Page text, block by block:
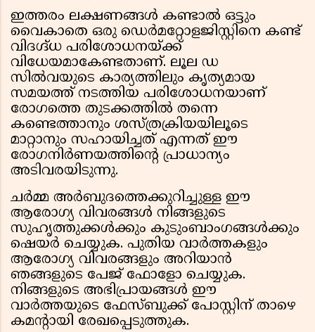
ഇത്തരം ലക്ഷണങ്ങൾ കണ്ടാൽ ഒട്ടും
വൈകാതെ ഒരു ഡെർമറ്റോളജിസ്റ്റിനെ കണ്ട്
വിദഗ്ദ്ധ പരിശോധനയ്ക്ക്
വിധേയമാകേണ്ടതാണ്. ലൂല ഡ
സിൽവയുടെ കാര്യത്തിലും കൃത്യമായ
സമയത്ത് നടത്തിയ പരിശോധനയാണ്
രോഗത്തെ തുടക്കത്തിൽ തന്നെ
കണ്ടെത്താനും ശസ്ത്രക്രിയയിലൂടെ
മാറ്റാനും സഹായിച്ചത് എന്നത് ഈ
രോഗനിർണയത്തിന്റെ പ്രാധാന്യം
അടിവരയിടുന്നു.
ചർമ്മ അർബുദത്തെക്കുറിച്ചുള്ള ഈ
ആരോഗ്യ വിവരങ്ങൾ നിങ്ങളുടെ
സുഹൃത്തുക്കൾക്കും കുടുംബാംഗങ്ങൾക്കും
ഷെയർ ചെയ്യുക. പുതിയ വാർത്തകളും
ആരോഗ്യ വിവരങ്ങളും അറിയാൻ
ഞങ്ങളുടെ പേജ് ഫോളോ ചെയ്യുക.
നിങ്ങളുടെ അഭിപ്രായങ്ങൾ ഈ
വാർത്തയുടെ ഫേസ്ബുക്ക് പോസ്റ്റിന് താഴെ
കമന്റായി രേഖപ്പെടുത്തുക.